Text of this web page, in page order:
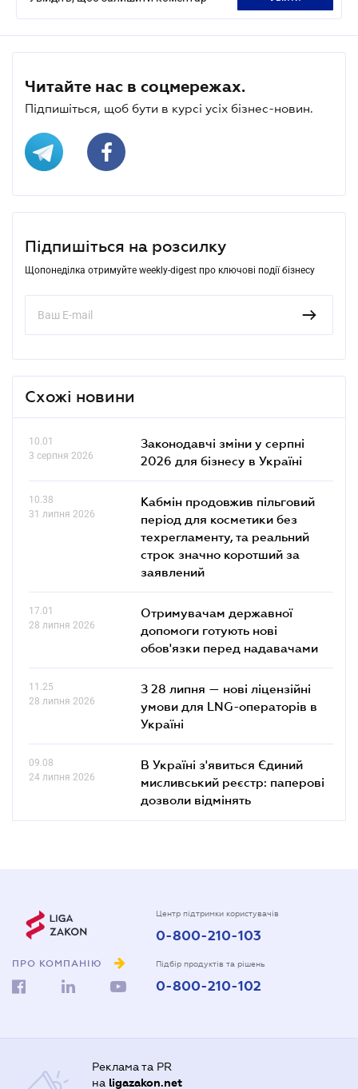
Читайте нас в соцмережах.
Підпишіться, щоб бути в курсі усіх бізнес-новин.
Підпишіться на розсилку
Щопонеділка отримуйте weekly-digest про ключові події бізнесу
Схожі новини
10.01
3 серпня 2026
Законодавчі зміни у серпні
2026 для бізнесу в Україні
10.38
31 липня 2026
Кабмін продовжив пільговий
період для косметики без
техрегламенту, та реальний
строк значно коротший за
заявлений
17.01
28 липня 2026
Отримувачам державної
допомоги готують нові
обов'язки перед надавачами
11.25
28 липня 2026
З 28 липня — нові ліцензійні
умови для LNG-операторів в
Україні
09.08
24 липня 2026
В Україні з'явиться Єдиний
мисливський реєстр: паперові
дозволи відмінять
ПРО КОМПАНІЮ
Центр підтримки користувачів
0-800-210-103
Підбір продуктів та рішень
0-800-210-102
Реклама та PR
на ligazakon.net